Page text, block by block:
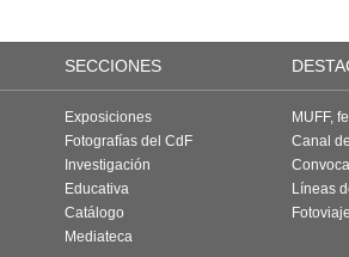
SECCIONES
Exposiciones
Fotografías del CdF
Investigación
Educativa
Catálogo
Mediateca
MUFF,
Canal
Líneas